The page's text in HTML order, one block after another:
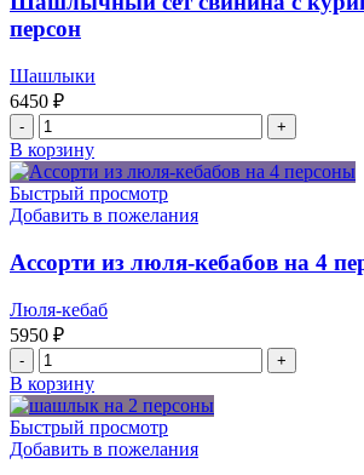
4
персоны
персон
Шашлыки
6450 ₽
Количество
товара
Шашлычный
сет
свинина
на
5
персон
В корзину
Быстрый просмотр
Добавить в пожелания
Ассорти из люля-кебабов на 4
Люля-кебаб
5950 ₽
Количество
товара
Ассорти
из
люля-
В корзину
Быстрый просмотр
Добавить в пожелания